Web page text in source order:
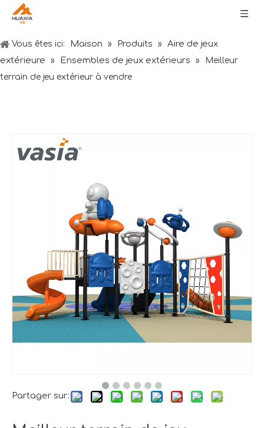
Vous êtes ici: Maison » Produits »
Aire de jeux
extérieure
» Ensembles de jeux extérieurs »
Meilleur
terrain de jeu extérieur à vendre
Partager sur: